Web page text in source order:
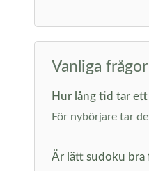
Vanliga
Hur lång tid tar
För nybörjare tar
Är lätt sudoku bra